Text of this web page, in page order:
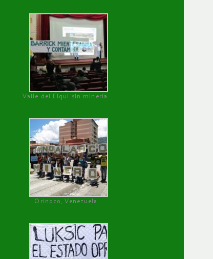
Valle del Elqui sin minería.
Orinoco, Venezuela